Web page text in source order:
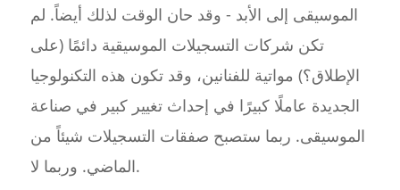
الموسيقى إلى الأبد - وقد حان الوقت لذلك أيضاً. لم
تكن شركات التسجيلات الموسيقية دائمًا (على
الإطلاق؟) مواتية للفنانين، وقد تكون هذه التكنولوجيا
الجديدة عاملًا كبيرًا في إحداث تغيير كبير في صناعة
الموسيقى. ربما ستصبح صفقات التسجيلات شيئاً من
الماضي. وربما لا.